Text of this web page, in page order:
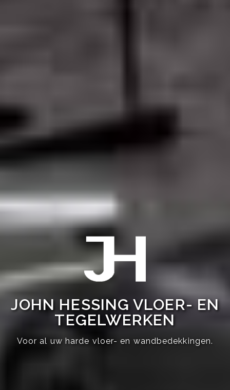
JOHN HESSING VLOER- EN
TEGELWERKEN
Voor al uw harde vloer- en wandbedekkingen.